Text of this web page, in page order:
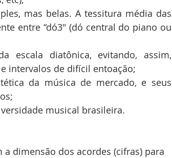
mas belas. A tessitura média das
entre “dó3″ (dó central do piano ou
escala diatônica, evitando, assim,
intervalos de difícil entoação;
da música de mercado, e seus
musical brasileira.
dimensão dos acordes (cifras) para